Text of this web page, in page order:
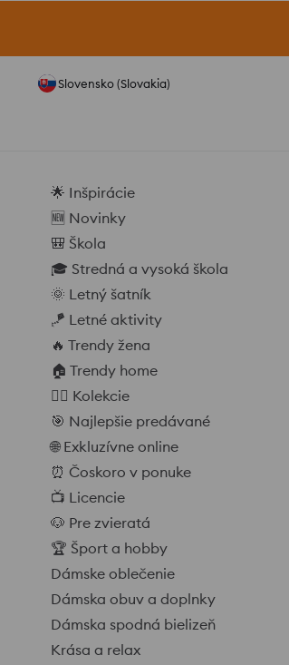
Slovensko (Slovakia)
🌟 Inšpirácie
🆕 Novinky
🎒 Škola
🎓 Stredná a vysoká škola
🌞 Letný šatník
🪁 Letné aktivity
🔥 Trendy žena
🏠 Trendy home
❤️‍🔥 Kolekcie
🎯 Najlepšie predávané
🌐 Exkluzívne online
⏰ Čoskoro v ponuke
📺 Licencie
🐶 Pre zvieratá
🏆 Šport a hobby
Dámske oblečenie
Dámska obuv a doplnky
Dámska spodná bielizeň
Krása a relax